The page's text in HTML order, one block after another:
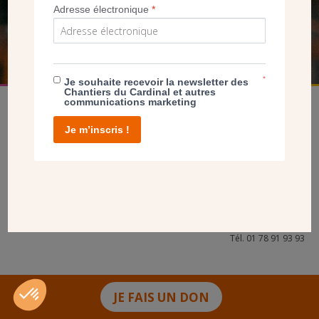
JE FAIS UN DON
FAIRE UN DON
Tél. 01 78 91 93 93
Adresse électronique*
Je souhaite recevoir la newsletter des
Chantiers du Cardinal et autres
communications marketing
*
Je m’inscris !